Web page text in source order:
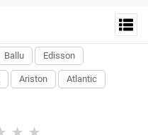
Ballu Edisson
Ariston Atlantic